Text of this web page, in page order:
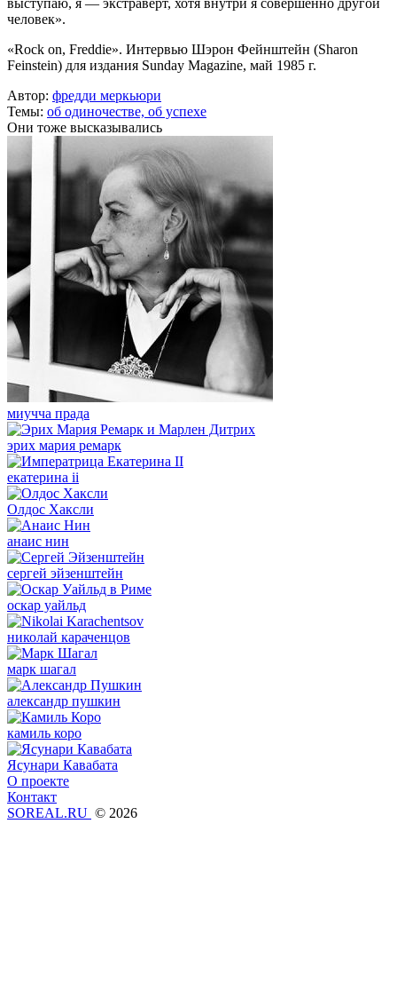
выступаю, я — экстраверт, хотя внутри я совершенно другой
человек».
«Rock on, Freddie». Интервью Шэрон Фейнштейн (Sharon
Feinstein) для издания Sunday Magazine, май 1985 г.
Автор: фредди меркьюри
Темы: об одиночестве, об успехе
Они тоже высказывались
миучча прада
эрих мария ремарк
екатерина ii
Олдос Хаксли
анаис нин
сергей эйзенштейн
оскар уайльд
николай караченцов
марк шагал
александр пушкин
камиль коро
Ясунари Кавабата
О проекте
Контакт
SOREAL.RU © 2026